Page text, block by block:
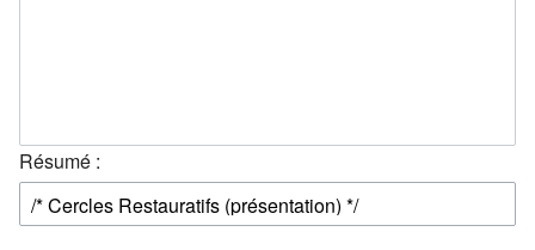
Résumé :